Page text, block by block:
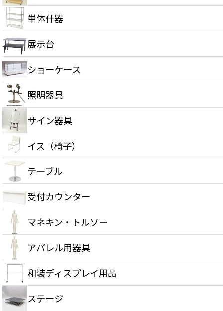
単体什器
展示台
ショーケース
照明器具
サイン器具
イス（椅子）
テーブル
受付カウンター
マネキン・トルソー
アパレル用器具
和装ディスプレイ用品
ステージ